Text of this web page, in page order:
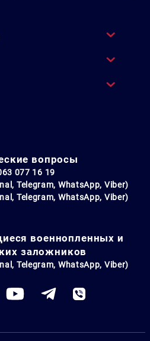
вопросы
077 16 19
Telegram, WhatsApp, Viber)
Telegram, WhatsApp, Viber)
военнопленных и
заложников
Telegram, WhatsApp, Viber)